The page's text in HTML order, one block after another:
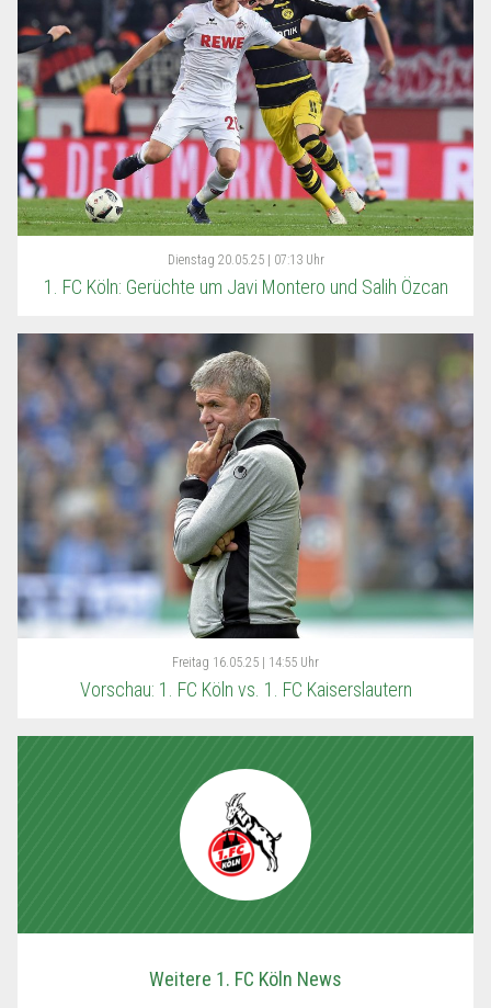
Dienstag 20.05.25 | 07:13 Uhr
1. FC Köln: Gerüchte um Javi Montero und Salih Özcan
Freitag 16.05.25 | 14:55 Uhr
Vorschau: 1. FC Köln vs. 1. FC Kaiserslautern
Weitere 1. FC Köln News